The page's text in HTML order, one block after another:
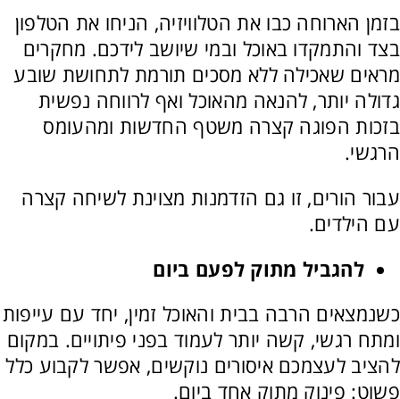
בזמן הארוחה כבו את הטלוויזיה, הניחו את הטלפון
בצד והתמקדו באוכל ובמי שיושב לידכם. מחקרים
מראים שאכילה ללא מסכים תורמת לתחושת שובע
גדולה יותר, להנאה מהאוכל ואף לרווחה נפשית
בזכות הפוגה קצרה משטף החדשות ומהעומס
הרגשי.
עבור הורים, זו גם הזדמנות מצוינת לשיחה קצרה
עם הילדים.
להגביל מתוק לפעם ביום
כשנמצאים הרבה בבית והאוכל זמין, יחד עם עייפות
ומתח רגשי, קשה יותר לעמוד בפני פיתויים. במקום
להציב לעצמכם איסורים נוקשים, אפשר לקבוע כלל
פשוט: פינוק מתוק אחד ביום.